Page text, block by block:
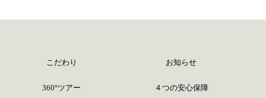
こだわり
360°ツアー
お知らせ
４つの安心保障